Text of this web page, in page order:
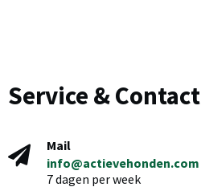
Service & Contact
Mail
info@actievehonden.com
7 dagen per week